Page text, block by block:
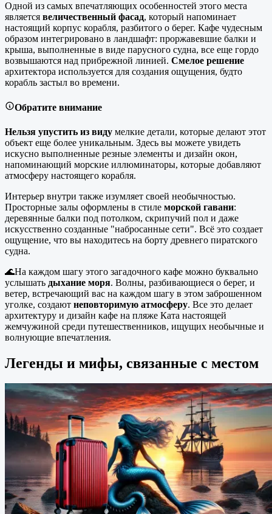
Одной из самых впечатляющих особенностей этого места
является величественный фасад, который напоминает
настоящий корпус корабля, разбитого о берег. Кафе чудесным
образом интегрировано в ландшафт: проржавевшие балки и
крыша, выполненные в виде парусного судна, все еще гордо
возвышаются над прибрежной линией. Смелое решение
архитектора используется для создания ощущения, будто
корабль застыл во времени.
Обратите внимание
Нельзя упустить из виду мелкие детали, которые делают этот
объект еще более уникальным. Здесь вы можете увидеть
искусно выполненные резные элементы и дизайн окон,
напоминающий морские иллюминаторы, которые добавляют
атмосферу настоящего корабля.
Интерьер внутри также изумляет своей необычностью.
Просторные залы оформлены в стиле морской гавани:
деревянные балки под потолком, скрипучий пол и даже
искусственно созданные "набросанные сети". Всё это создает
ощущение, что вы находитесь на борту древнего пиратского
судна.
🌊На каждом шагу этого загадочного кафе можно буквально
услышать дыхание моря. Волны, разбивающиеся о берег, и
ветер, встречающий вас на каждом шагу в этом заброшенном
уголке, создают неповторимую атмосферу. Все это делает
архитектуру и дизайн кафе на пляже Ката настоящей
жемчужиной среди путешественников, ищущих необычные и
волнующие впечатления.
Легенды и мифы, связанные с местом